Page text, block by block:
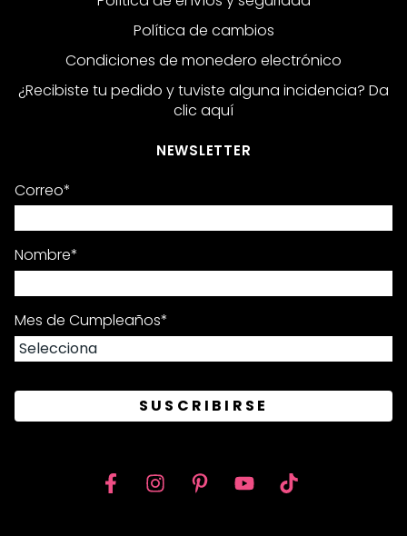
Política de cambios
Condiciones de monedero electrónico
¿Recibiste tu pedido y tuviste alguna incidencia? Da
clic aquí
NEWSLETTER
Correo*
Nombre*
Mes de Cumpleaños*